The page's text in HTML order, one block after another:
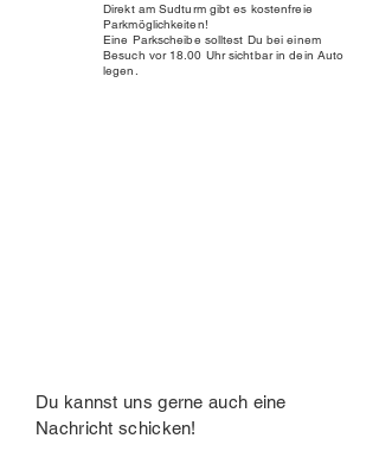
Direkt am Sudturm gibt es kostenfreie
Parkmöglichkeiten!
Eine Parkscheibe solltest Du bei einem
Besuch vor 18.00 Uhr sichtbar in dein Auto
legen.
Du kannst uns gerne auch eine
Nachricht schicken!